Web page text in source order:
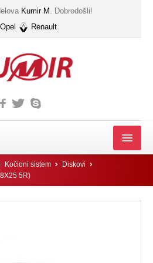
Kumir M . Dobrodošli!
Opel
Renault
Kočioni sistem
Diskovi
5R)